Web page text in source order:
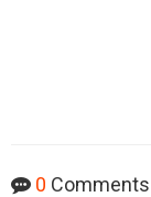
0 Comments